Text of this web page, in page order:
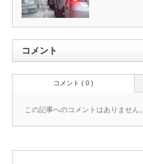
コメント
コメント ( 0 )
この記事へのコメントはありません。